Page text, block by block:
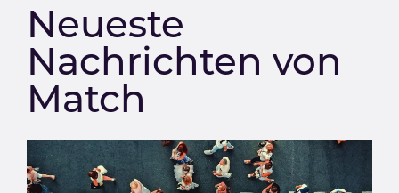
Neueste
Nachrichten von
Match